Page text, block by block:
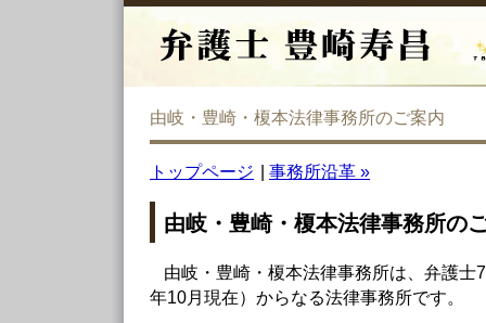
由岐・豊崎・榎本法律事務所のご案内
トップページ 事務所沿革 »
由岐・豊崎・榎本法律事務所の
由岐・豊崎・榎本法律事務所は、弁護士
年10月現在）からなる法律事務所です。